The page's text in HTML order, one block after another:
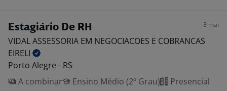
Estagiário De RH 8 mai
VIDAL ASSESSORIA EM NEGOCIACOES E COBRANCAS
EIRELI
Porto Alegre - RS
A combinar
Ensino Médio (2º Grau) Presencial